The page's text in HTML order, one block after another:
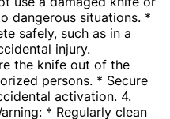
dangerous situations. *
safely, such as in a
injury.
the knife out of the
persons. * Secure
activation. 4.
* Regularly clean